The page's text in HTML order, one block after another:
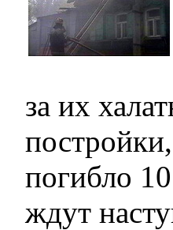
за их
погибло
ждут